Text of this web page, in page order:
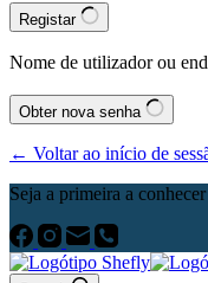
Registar
Nome de utilizador ou
Obter nova senha
← Voltar ao início de
Seja a primeira a